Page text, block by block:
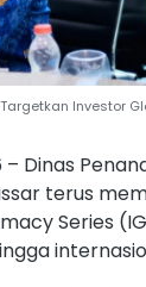
Investor
– Dinas
terus
Series